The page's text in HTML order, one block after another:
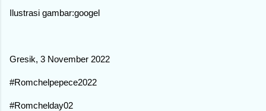
Ilustrasi gambar:googel
Gresik, 3 November 2022
#Romchelpepece2022
#Romchelday02